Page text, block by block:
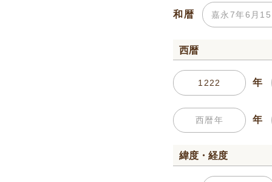
和暦
西暦
年
年
緯度・経度